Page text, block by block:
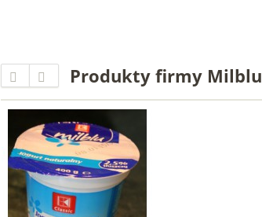
Produkty firmy Milblu